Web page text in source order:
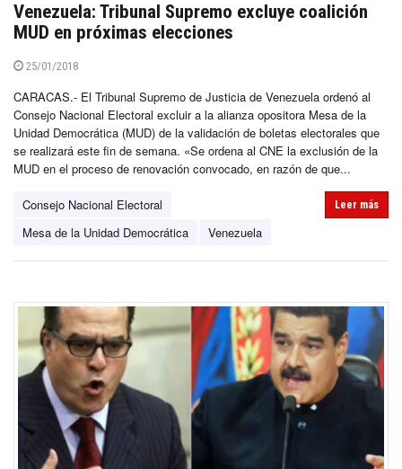
Venezuela: Tribunal Supremo excluye coalición
MUD en próximas elecciones
25/01/2018
CARACAS.- El Tribunal Supremo de Justicia de Venezuela ordenó al
Consejo Nacional Electoral excluir a la alianza opositora Mesa de la
Unidad Democrática (MUD) de la validación de boletas electorales que
se realizará este fin de semana. «Se ordena al CNE la exclusión de la
MUD en el proceso de renovación convocado, en razón de que...
Consejo Nacional Electoral
Mesa de la Unidad Democrática
Venezuela
Leer más